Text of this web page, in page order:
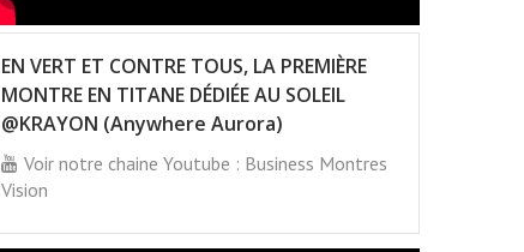
EN VERT ET CONTRE TOUS, LA PREMIÈRE
MONTRE EN TITANE DÉDIÉE AU SOLEIL
@KRAYON (Anywhere Aurora)
Voir notre chaine Youtube : Business Montres
Vision